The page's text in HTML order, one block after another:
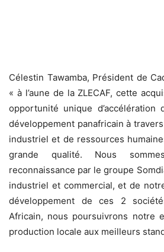
Célestin Tawamba, Président de
« à l’aune de la ZLECAF, cette
opportunité unique
développement panafricain à travers
industriel et de ressources
grande qualité. Nous
reconnaissance par le groupe
industriel et commercial, et de
développement de ces 2
Africain, nous poursuivrons notre
production locale aux meilleurs